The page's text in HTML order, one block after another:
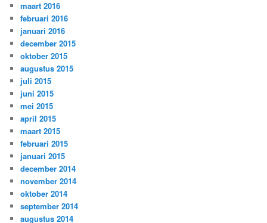
maart 2016
februari 2016
januari 2016
december 2015
oktober 2015
augustus 2015
juli 2015
juni 2015
mei 2015
april 2015
maart 2015
februari 2015
januari 2015
december 2014
november 2014
oktober 2014
september 2014
augustus 2014